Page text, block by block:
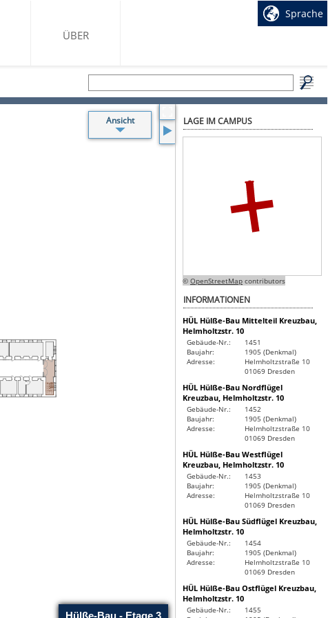
ÜBER
Sprache
Ansicht
Beschriftung
LAGE IM CAMPUS
© OpenStreetMap contributors
INFORMATIONEN
HÜL Hülße-Bau Mittelteil Kreuzbau,
Helmholtzstr. 10
Gebäude-Nr.:
1451
Baujahr:
1905 (Denkmal)
Adresse:
Helmholtzstraße 10
01069 Dresden
HÜL Hülße-Bau Nordflügel
Kreuzbau, Helmholtzstr. 10
Gebäude-Nr.:
1452
Baujahr:
1905 (Denkmal)
Adresse:
Helmholtzstraße 10
01069 Dresden
HÜL Hülße-Bau Westflügel
Kreuzbau, Helmholtzstr. 10
Gebäude-Nr.:
1453
Baujahr:
1905 (Denkmal)
Adresse:
Helmholtzstraße 10
01069 Dresden
HÜL Hülße-Bau Südflügel Kreuzbau,
Helmholtzstr. 10
Gebäude-Nr.:
1454
Baujahr:
1905 (Denkmal)
Adresse:
Helmholtzstraße 10
01069 Dresden
HÜL Hülße-Bau Ostflügel Kreuzbau,
Helmholtzstr. 10
Gebäude-Nr.:
1455